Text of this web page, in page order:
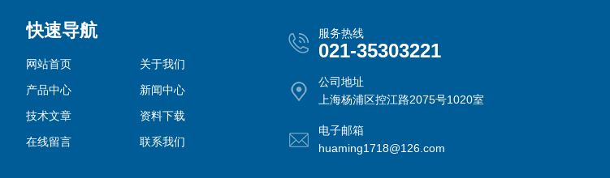
快速导航
网站首页
关于我们
产品中心
新闻中心
技术文章
资料下载
在线留言
联系我们
服务热线
021-35303221
公司地址
上海杨浦区控江路2075号1020室
电子邮箱
huaming1718@126.com